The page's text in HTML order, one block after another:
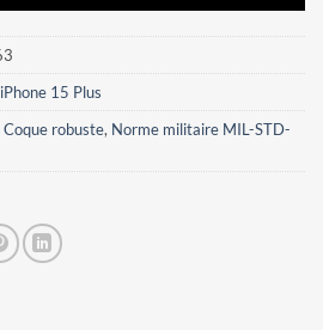
iPhone 15 Plus
Coque robuste, Norme militaire MIL-STD-